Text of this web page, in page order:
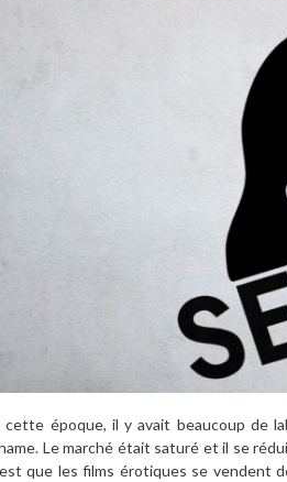
cette époque, il y avait beaucoup de
Le marché était saturé et il se
que les films érotiques se vendent